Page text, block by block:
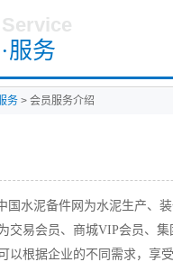
服务
务 > 会员服务介绍
国水泥备件网为水泥生产、
交易会员、商城VIP会员、集
以根据企业的不同需求，享